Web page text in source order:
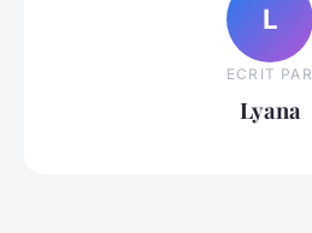
L
ECRIT PAR
Lyana